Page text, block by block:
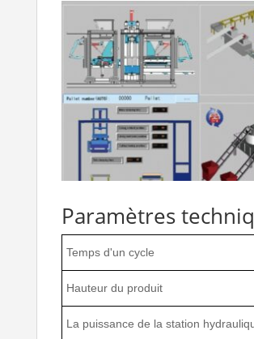
Paramètres
Temps d'un cycle
Hauteur du produit
La puissance de la station